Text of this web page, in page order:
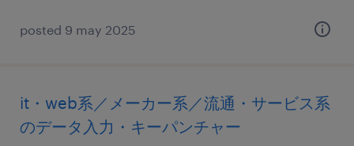
posted 9 may 2025
it・web系／メーカー系／流通・サービス系
のデータ入力・キーパンチャー